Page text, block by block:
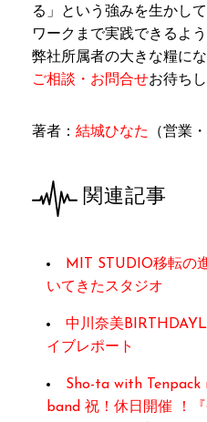
る」という強みを生かし
ワークまで実践できるよ
弊社所属者の大きな糧に
ご相談・お問合せお待ち
著者： 結城ひなた （営業
関連記事
MIT STUDIO移転の
いてきたスタジオ
中川奈美
イブレポート
Sho-ta with Tenpack
band 祝！休日開催 ！